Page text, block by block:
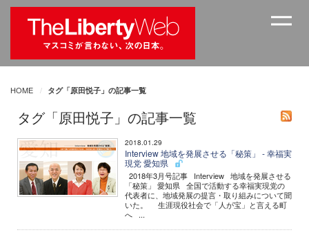
HOME タグ「原田悦子」の記事一覧
タグ「原田悦子」の記事一覧
2018.01.29
Interview 地域を発展させる「秘策」 - 幸福実
現党 愛知県
2018年3月号記事 Interview 地域を発展させる
「秘策」 愛知県 全国で活動する幸福実現党の
代表者に、地域発展の提言・取り組みについて聞
いた。 生涯現役社会で「人が宝」と言える町
へ ...